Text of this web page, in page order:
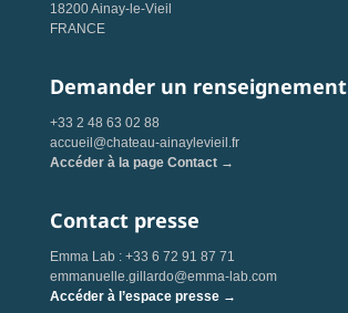
18200 Ainay-le-Vieil
FRANCE
Demander un renseignement
+33 2 48 63 02 88
accueil@chateau-ainaylevieil.fr
Accéder à la page Contact →
Contact presse
Emma Lab : +33 6 72 91 87 71
emmanuelle.gillardo@emma-lab.com
Accéder à l’espace presse →